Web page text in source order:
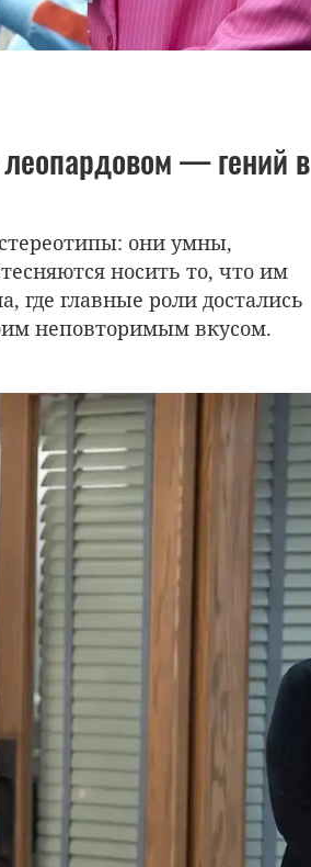
— гений в
они умны,
носить то, что им
где главные роли достались
неповторимым вкусом.